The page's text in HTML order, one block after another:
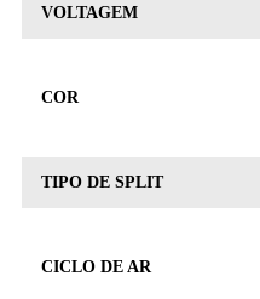
VOLTAGEM
COR
TIPO DE SPLIT
CICLO DE AR